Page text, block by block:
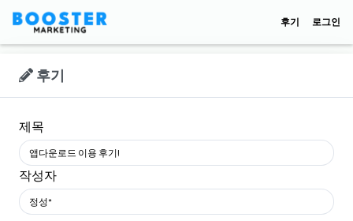
후기 로그인
후기
제목
앱다운로드 이용 후기!
작성자
정성*